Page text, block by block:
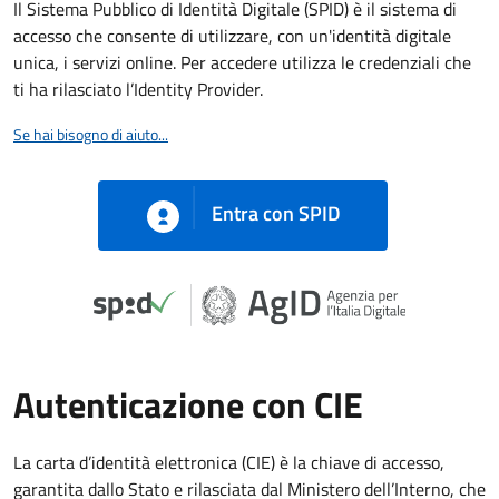
Il Sistema Pubblico di Identità Digitale (SPID) è il sistema di
accesso che consente di utilizzare, con un'identità digitale
unica, i servizi online. Per accedere utilizza le credenziali che
ti ha rilasciato l’Identity Provider.
Se hai bisogno di aiuto...
Entra con SPID
Autenticazione con CIE
La carta d’identità elettronica (CIE) è la chiave di accesso,
garantita dallo Stato e rilasciata dal Ministero dell’Interno, che